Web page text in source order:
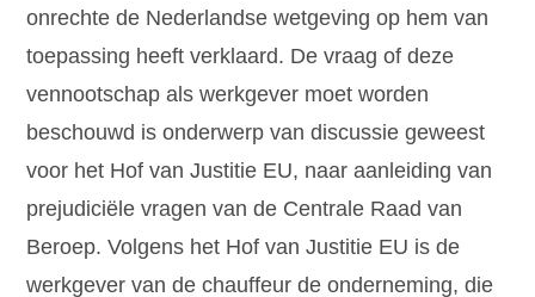
onrechte de Nederlandse wetgeving op hem van
toepassing heeft verklaard. De vraag of deze
vennootschap als werkgever moet worden
beschouwd is onderwerp van discussie geweest
voor het Hof van Justitie EU, naar aanleiding van
prejudiciële vragen van de Centrale Raad van
Beroep. Volgens het Hof van Justitie EU is de
werkgever van de chauffeur de onderneming, die